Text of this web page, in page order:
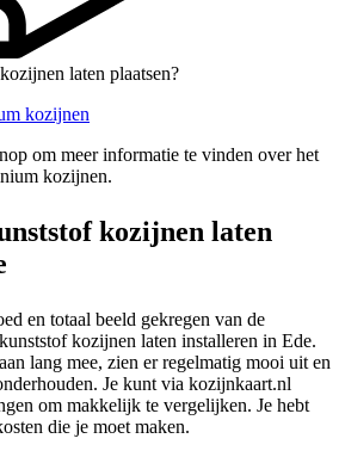
laten plaatsen?
kozijnen
om meer informatie te vinden over het
kozijnen.
kozijnen laten
en totaal beeld gekregen van de
kozijnen laten installeren in Ede.
lang mee, zien er regelmatig mooi uit en
Je kunt via kozijnkaart.nl
om makkelijk te vergelijken. Je hebt
die je moet maken.